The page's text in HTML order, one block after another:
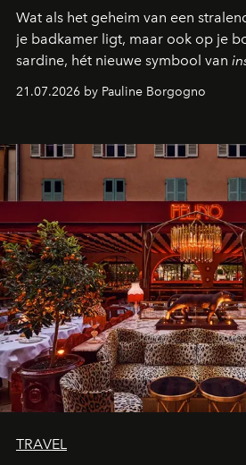
Wat als het geheim van een
je badkamer ligt, maar ook op je
sardine, hét nieuwe symbool van
kijker met twee gastronomische
21.07.2026 by Pauline Borgogno
TRAVEL